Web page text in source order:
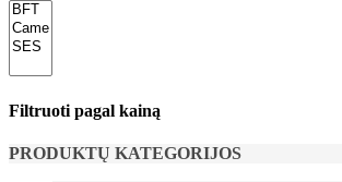
Filtruoti pagal kainą
PRODUKTŲ KATEGORIJOS